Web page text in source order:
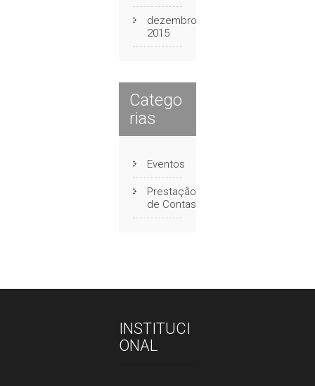
dezembro
2015
Catego
rias
Eventos
Prestação
de Contas
INSTITUCI
ONAL